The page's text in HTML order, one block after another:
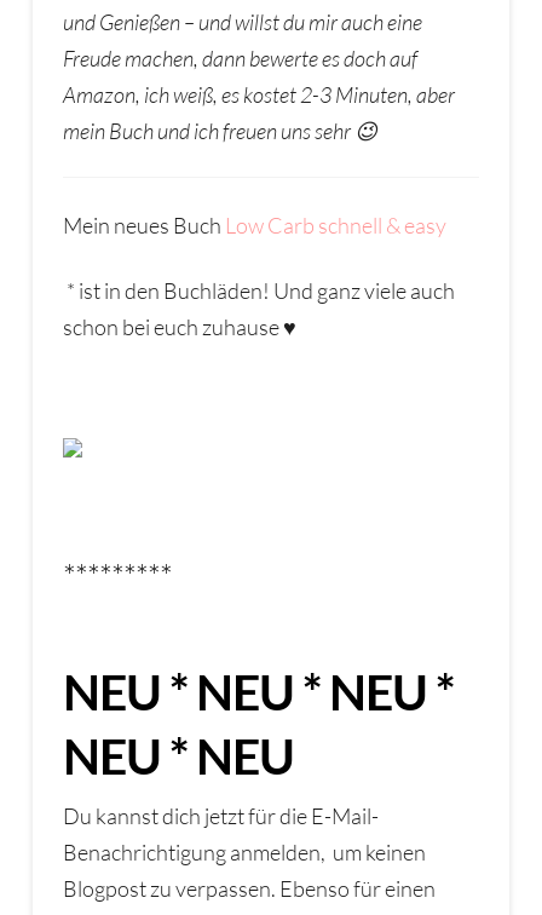
und Genießen – und willst du mir auch eine
Freude machen, dann bewerte es doch auf
Amazon, ich weiß, es kostet 2-3 Minuten, aber
mein Buch und ich freuen uns sehr 😉
Mein neues Buch Low Carb schnell & easy
* ist in den Buchläden! Und ganz viele auch
schon bei euch zuhause ♥
*********
NEU * NEU * NEU *
NEU * NEU
Du kannst dich jetzt für die E-Mail-
Benachrichtigung anmelden, um keinen
Blogpost zu verpassen. Ebenso für einen